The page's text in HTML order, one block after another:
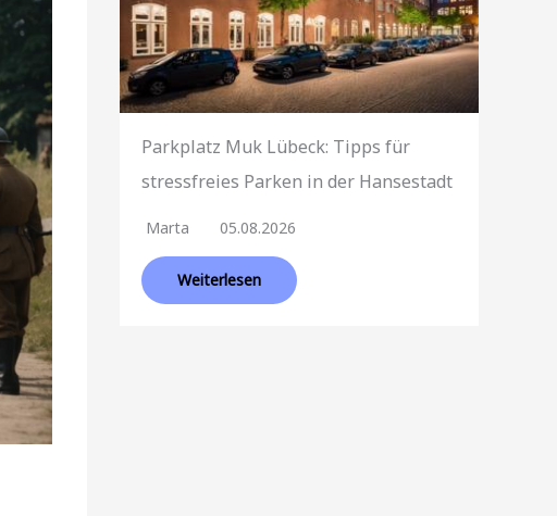
Parkplatz Muk Lübeck: Tipps für
stressfreies Parken in der Hansestadt
Marta 05.08.2026
Weiterlesen